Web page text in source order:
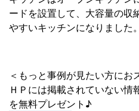
ードを設置して、大容量の収
やすいキッチンになりました。
＜もっと事例が見たい方にお
ＨＰには掲載されていない
を無料プレゼント♪